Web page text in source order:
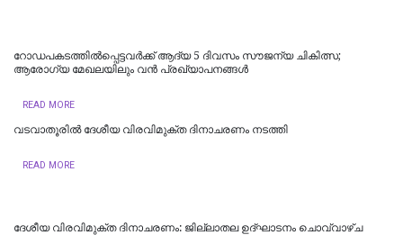
റോഡപകടത്തില്‍പ്പെട്ടവർക്ക് ആദ്യ 5 ദിവസം സൗജന്യ ചികിത്സ;
ആരോഗ്യ മേഖലയിലും വൻ പ്രഖ്യാപനങ്ങൾ
READ MORE
വടവാതൂരില്‍ ദേശീയ വിരവിമുക്ത ദിനാചരണം നടത്തി
READ MORE
ദേശീയ വിരവിമുക്ത ദിനാചരണം: ജില്ലാതല ഉദ്ഘാടനം ചൊവ്വാഴ്ച